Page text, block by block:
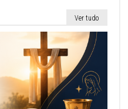
Ver tudo